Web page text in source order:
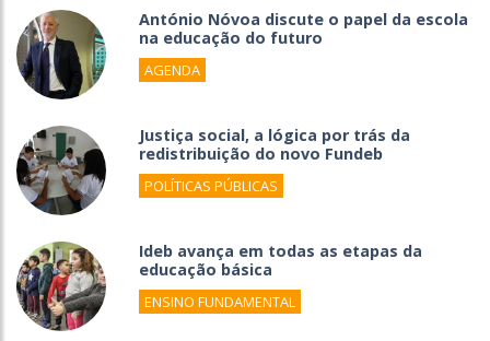
António Nóvoa discute o papel da escola
na educação do futuro
AGENDA
Justiça social, a lógica por trás da
redistribuição do novo Fundeb
POLÍTICAS PÚBLICAS
Ideb avança em todas as etapas da
educação básica
ENSINO FUNDAMENTAL